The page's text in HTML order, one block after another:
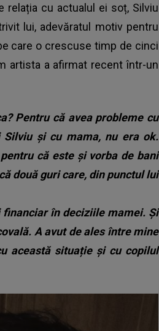
cu actualul ei soț, Silviu
lui, adevăratul motiv pentru
care o crescuse timp de cinci
artista a afirmat recent într-un
Pentru că avea probleme cu
și cu mama, nu era ok.
că este și vorba de bani
două guri care, din punctul lui
în deciziile mamei. Și
A avut de ales între mine
această situație și cu copilul